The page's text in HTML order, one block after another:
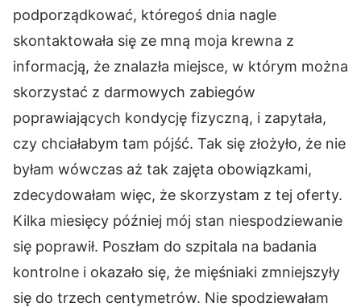
podporządkować, któregoś dnia nagle
skontaktowała się ze mną moja krewna z
informacją, że znalazła miejsce, w którym można
skorzystać z darmowych zabiegów
poprawiających kondycję fizyczną, i zapytała,
czy chciałabym tam pójść. Tak się złożyło, że nie
byłam wówczas aż tak zajęta obowiązkami,
zdecydowałam więc, że skorzystam z tej oferty.
Kilka miesięcy później mój stan niespodziewanie
się poprawił. Poszłam do szpitala na badania
kontrolne i okazało się, że mięśniaki zmniejszyły
się do trzech centymetrów. Nie spodziewałam